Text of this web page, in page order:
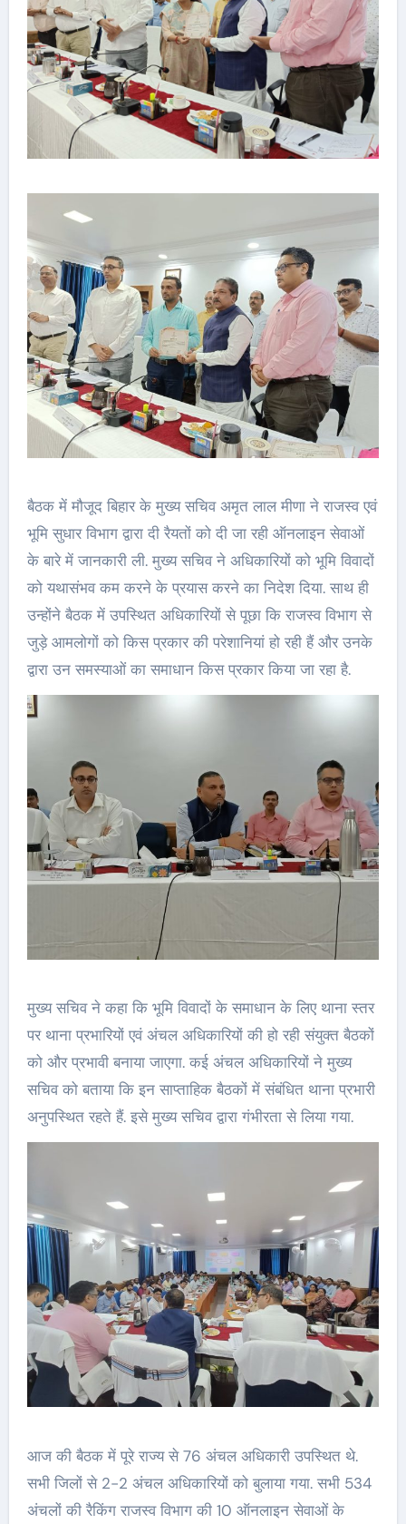
बैठक में मौजूद बिहार के मुख्य सचिव अमृत लाल मीणा ने राजस्व एवं
भूमि सुधार विभाग द्वारा दी रैयतों को दी जा रही ऑनलाइन सेवाओं
के बारे में जानकारी ली. मुख्य सचिव ने अधिकारियों को भूमि विवादों
को यथासंभव कम करने के प्रयास करने का निदेश दिया. साथ ही
उन्होंने बैठक में उपस्थित अधिकारियों से पूछा कि राजस्व विभाग से
जुड़े आमलोगों को किस प्रकार की परेशानियां हो रही हैं और उनके
द्वारा उन समस्याओं का समाधान किस प्रकार किया जा रहा है.
मुख्य सचिव ने कहा कि भूमि विवादों के समाधान के लिए थाना स्तर
पर थाना प्रभारियों एवं अंचल अधिकारियों की हो रही संयुक्त बैठकों
को और प्रभावी बनाया जाएगा. कई अंचल अधिकारियों ने मुख्य
सचिव को बताया कि इन साप्ताहिक बैठकों में संबंधित थाना प्रभारी
अनुपस्थित रहते हैं. इसे मुख्य सचिव द्वारा गंभीरता से लिया गया.
आज की बैठक में पूरे राज्य से 76 अंचल अधिकारी उपस्थित थे.
सभी जिलों से 2-2 अंचल अधिकारियों को बुलाया गया. सभी 534
अंचलों की रैकिंग राजस्व विभाग की 10 ऑनलाइन सेवाओं के